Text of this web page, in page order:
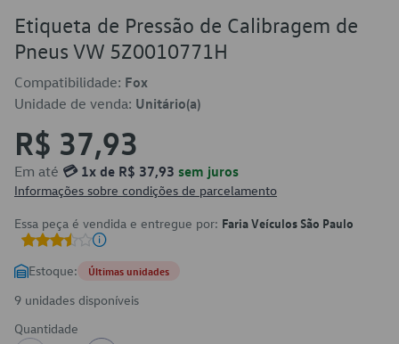
Etiqueta de Pressão de Calibragem de
Pneus VW 5Z0010771H
Compatibilidade: Fox
Unidade de venda: Unitário(a)
R$ 37,93
Em até 💳 1x de R$ 37,93 sem juros
Informações sobre condições de parcelamento
Essa peça é vendida e entregue por: Faria Veículos São Paulo
Estoque: Últimas unidades
9 unidades disponíveis
Quantidade